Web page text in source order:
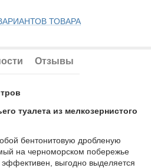
ТОВАРА
Отзывы
туалета из мелкозернистого
бентонитовую дробленую
на черноморском побережье
выгодно выделяется